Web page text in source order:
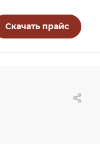
Скачать прайс